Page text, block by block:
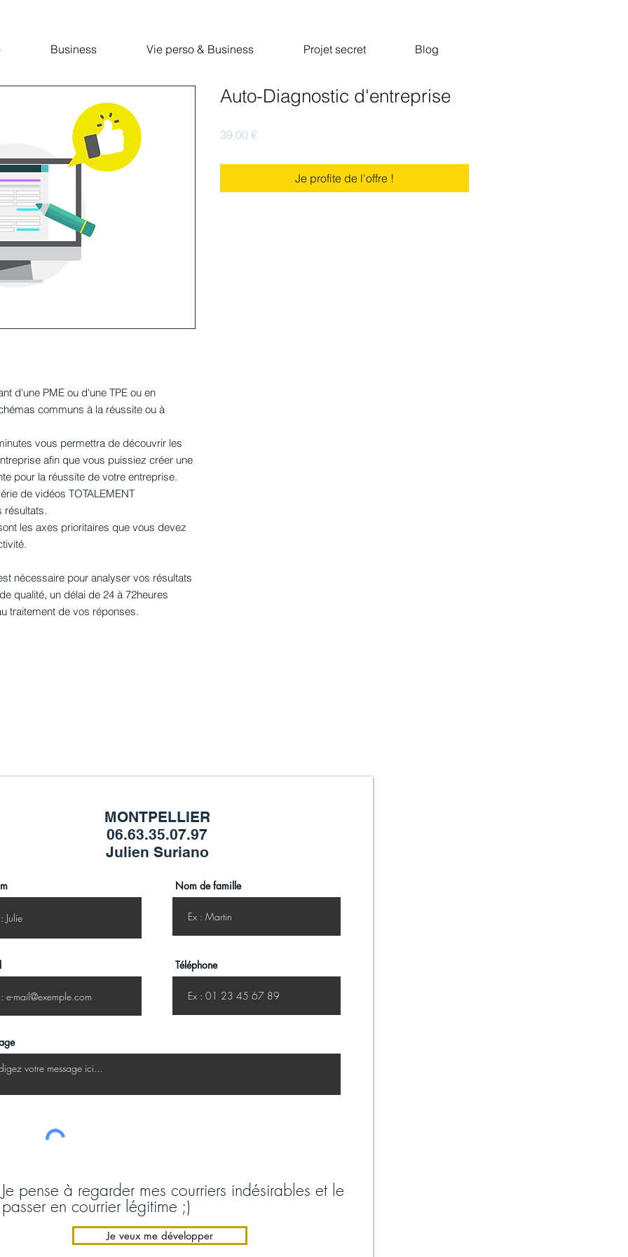
Business Vie perso & Business Projet secret Blog
d'une PME ou d'une TPE ou en
communs à la réussite ou à
vous permettra de découvrir les
afin que vous puissiez créer une
pour la réussite de votre entreprise.
de vidéos TOTALEMENT
résultats.
les axes prioritaires que vous devez
nécessaire pour analyser vos résultats
qualité, un délai de 24 à 72heures
traitement de vos réponses.
Auto-Diagnostic d'entreprise
39,00 €Prix
Je profite de l'offre !
MONTPELLIER
06.63.35.07.97
Julien Suriano
Nom de famille
Téléphone
Je pense à regarder mes courriers indésirables et le
passer en courrier légitime ;)
Je veux me développer